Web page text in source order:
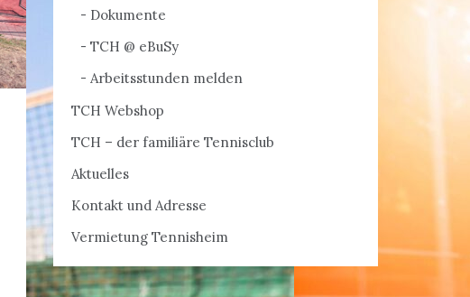
Dokumente
TCH @ eBuSy
Arbeitsstunden melden
TCH Webshop
TCH – der familiäre Tennisclub
Aktuelles
Kontakt und Adresse
Vermietung Tennisheim